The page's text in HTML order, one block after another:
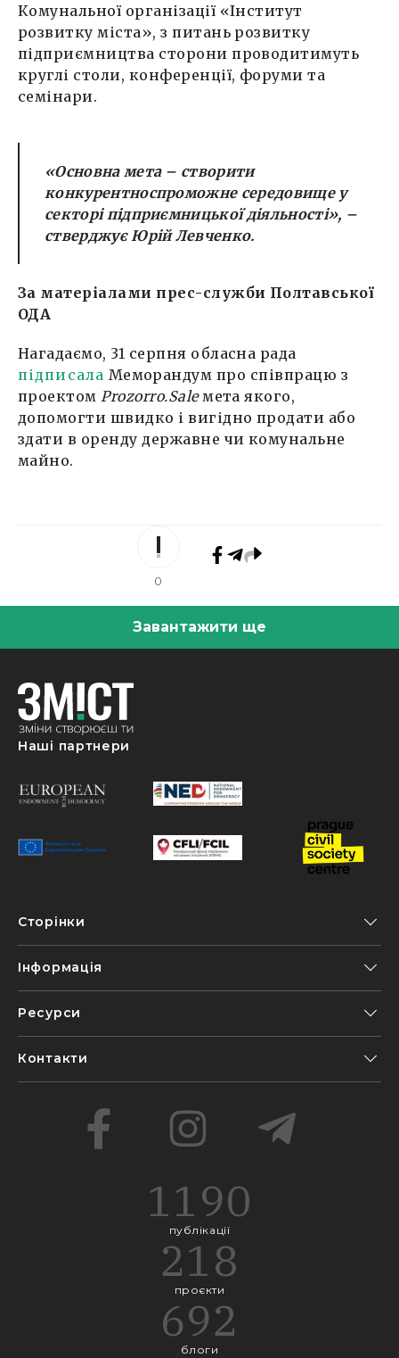
Комунальної організації «Інститут
розвитку міста», з питань розвитку
підприємництва сторони проводитимуть
круглі столи, конференції, форуми та
семінари.
«Основна мета – створити
конкурентноспроможне середовище у
секторі підприємницької діяльності», –
стверджує Юрій Левченко.
За матеріалами прес-служби Полтавської
ОДА
Нагадаємо, 31 серпня обласна рада
підписала Меморандум про співпрацю з
проектом Prozorro.Saleмета якого,
допомогти швидко і вигідно продати або
здати в оренду державне чи комунальне
майно.
0
Завантажити ще
Наші партнери
Сторінки
Інформація
Ресурси
Контакти
1190
публікації
218
проєкти
692
блоги